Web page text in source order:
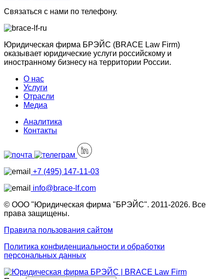
Связаться с нами по телефону.
Юридическая фирма БРЭЙС (BRACE Law Firm)
оказывает юридические услуги российскому и
иностранному бизнесу на территории России.
О нас
Услуги
Отрасли
Медиа
Аналитика
Контакты
+7 (495) 147-11-03
info@brace-lf.com
© ООО "Юридическая фирма "БРЭЙС". 2011-2026. Все
права защищены.
Правила пользования сайтом
Политика конфиденциальности и обработки
персональных данных